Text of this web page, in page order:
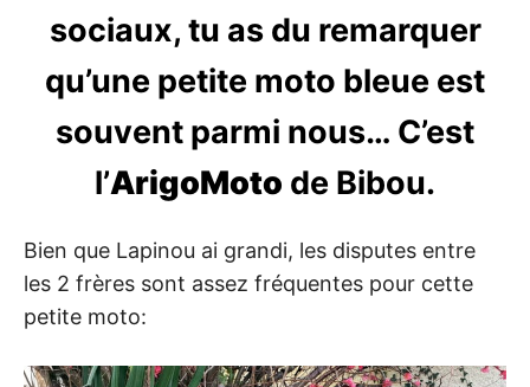
sociaux, tu as du remarquer
qu’une petite moto bleue est
souvent parmi nous… C’est
l’ArigoMoto de Bibou.
Bien que Lapinou ai grandi, les disputes entre
les 2 frères sont assez fréquentes pour cette
petite moto: